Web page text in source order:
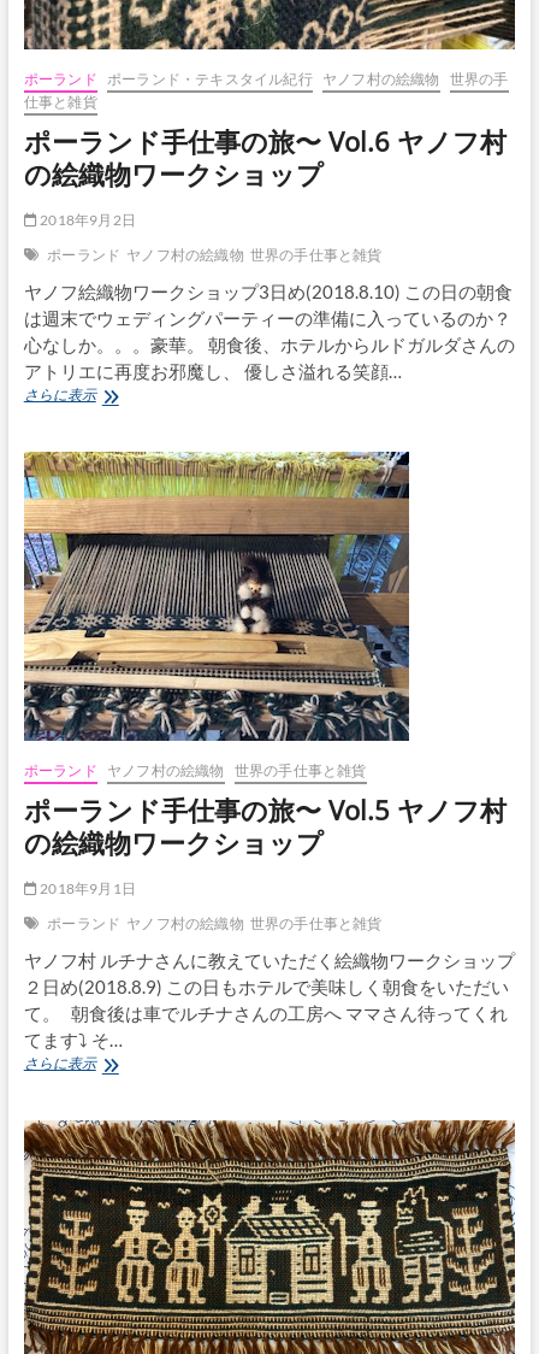
ポーランド ポーランド・テキスタイル紀行 ヤノフ村の絵織物
世界の手
仕事と雑貨
ポーランド手仕事の旅〜 Vol.6 ヤノフ村
の絵織物ワークショップ
2018年9月2日
ポーランド ヤノフ村の絵織物 世界の手仕事と雑貨
ヤノフ絵織物ワークショップ3日め(2018.8.10) この日の朝食
は週末でウェディングパーティーの準備に入っているのか？
心なしか。。。豪華。 朝食後、ホテルからルドガルダさんの
アトリエに再度お邪魔し、 優しさ溢れる笑顔…
さらに表示ポ
ン
ド
手
仕
事
の
旅〜
Vol.6
ヤ
ノ
フ
村
の
絵
織
物
ワ
ー
ク
ョ
プ
ポーランド ヤノフ村の絵織物 世界の手仕事と雑貨
ポーランド手仕事の旅〜 Vol.5 ヤノフ村
の絵織物ワークショップ
2018年9月1日
ポーランド ヤノフ村の絵織物 世界の手仕事と雑貨
ヤノフ村 ルチナさんに教えていただく絵織物ワークショップ
２日め(2018.8.9) この日もホテルで美味しく朝食をいただい
て。 朝食後は車でルチナさんの工房へ ママさん待ってくれ
てます⤵︎ そ…
さらに表示ポ
ン
ド
手
仕
事
の
旅〜
Vol.5
ヤ
ノ
フ